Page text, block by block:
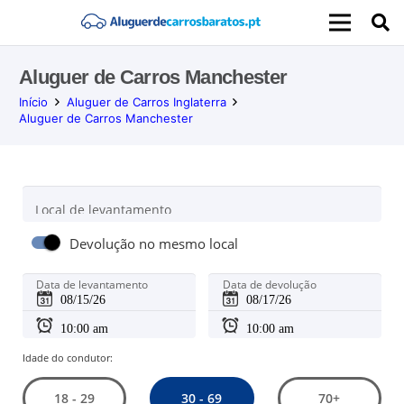
Aluguer de Carros Manchester
Início
Aluguer de Carros Inglaterra
Aluguer de Carros Manchester
Local de levantamento
Devolução no mesmo local
Data de levantamento Data de devolução
Idade do condutor:
18 - 29 30 - 69 70+